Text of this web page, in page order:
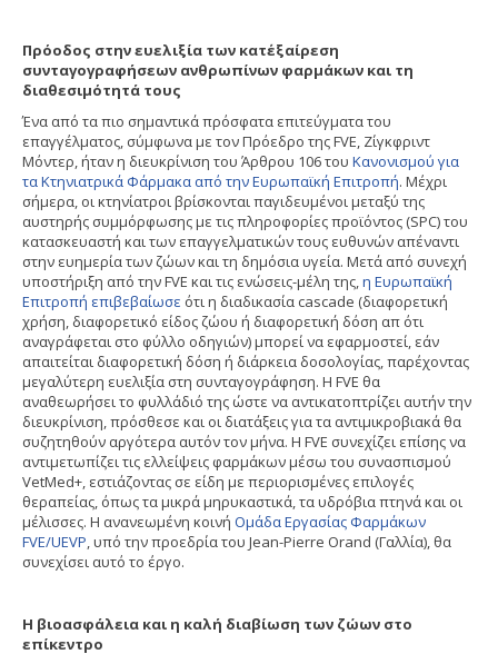
Πρόοδος στην ευελιξία των κατ΄εξαίρεση
συνταγογραφήσεων ανθρωπίνων φαρμάκων και τη
διαθεσιμότητά τους
Ένα από τα πιο σημαντικά πρόσφατα επιτεύγματα του
επαγγέλματος, σύμφωνα με τον Πρόεδρο της FVE, Ζίγκφριντ
Μόντερ, ήταν η διευκρίνιση του Άρθρου 106 του Κανονισμού για
τα Κτηνιατρικά Φάρμακα από την Ευρωπαϊκή Επιτροπή. Μέχρι
σήμερα, οι κτηνίατροι βρίσκονται παγιδευμένοι μεταξύ της
αυστηρής συμμόρφωσης με τις πληροφορίες προϊόντος (SPC) του
κατασκευαστή και των επαγγελματικών τους ευθυνών απέναντι
στην ευημερία των ζώων και τη δημόσια υγεία. Μετά από συνεχή
υποστήριξη από την FVE και τις ενώσεις-μέλη της,η Ευρωπαϊκή
Επιτροπή επιβεβαίωσε ότι η διαδικασία cascade (διαφορετική
χρήση, διαφορετικό είδος ζώου ή διαφορετική δόση απ ότι
αναγράφεται στο φύλλο οδηγιών) μπορεί να εφαρμοστεί, εάν
απαιτείται διαφορετική δόση ή διάρκεια δοσολογίας, παρέχοντας
μεγαλύτερη ευελιξία στη συνταγογράφηση. Η FVE θα
αναθεωρήσει το φυλλάδιό της ώστε να αντικατοπτρίζει αυτήν την
διευκρίνιση, πρόσθεσε και οι διατάξεις για τα αντιμικροβιακά θα
συζητηθούν αργότερα αυτόν τον μήνα. Η FVE συνεχίζει επίσης να
αντιμετωπίζει τις ελλείψεις φαρμάκων μέσω του συνασπισμού
VetMed+, εστιάζοντας σε είδη με περιορισμένες επιλογές
θεραπείας, όπως τα μικρά μηρυκαστικά, τα υδρόβια πτηνά και οι
μέλισσες. Η ανανεωμένη κοινή Ομάδα Εργασίας Φαρμάκων
FVE/UEVP, υπό την προεδρία του Jean-Pierre Orand (Γαλλία), θα
συνεχίσει αυτό το έργο.
Η βιοασφάλεια και η καλή διαβίωση των ζώων στο
επίκεντρο